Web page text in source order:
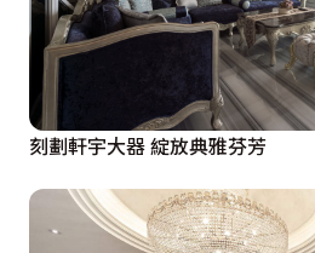
刻劃軒宇大器 綻放典雅芬芳